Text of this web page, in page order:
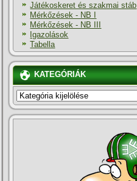
Játékoskeret és szakmai stáb
Mérkőzések - NB I
Mérkőzések - NB III
Igazolások
Tabella
KATEGÓRIÁK
KATEGÓRIÁK